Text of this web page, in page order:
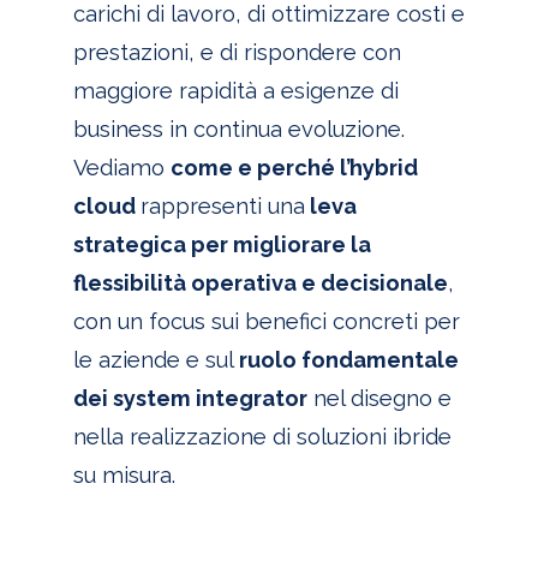
carichi di lavoro, di ottimizzare costi e
prestazioni, e di rispondere con
maggiore rapidità a esigenze di
business in continua evoluzione.
Vediamo come e perché l’hybrid
cloud rappresenti una leva
strategica per migliorare la
flessibilità operativa e decisionale,
con un focus sui benefici concreti per
le aziende e sul ruolo fondamentale
dei system integratornel disegno e
nella realizzazione di soluzioni ibride
su misura.